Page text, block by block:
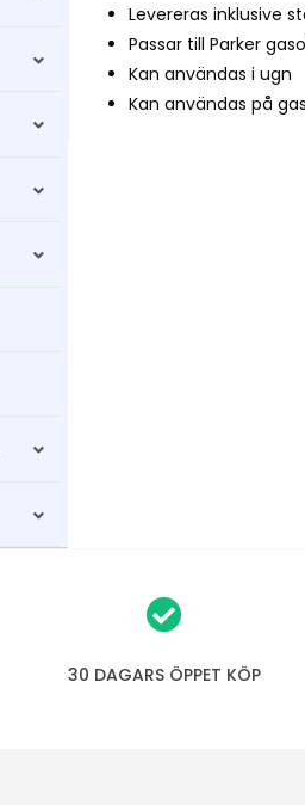
Levereras inklusive
Passar till Parker
Kan användas i ugn
Kan användas på
30 DAGARS ÖPPET KÖP